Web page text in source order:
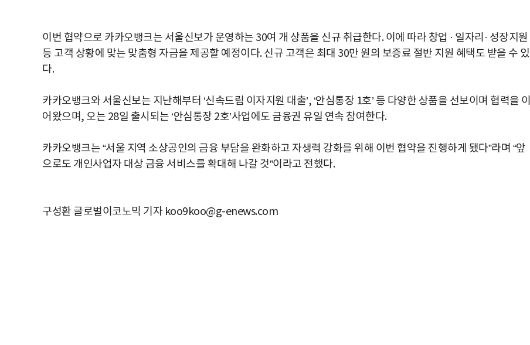
이번 협약으로 카카오뱅크는 서울신보가 운영하는 30여 개 상품을 신규 취급한다. 이에 따라 창업 · 일자리· 성장지원
등 고객 상황에 맞는 맞춤형 자금을 제공할 예정이다. 신규 고객은 최대 30만 원의 보증료 절반 지원 혜택도 받을 수 있
다.
카카오뱅크와 서울신보는 지난해부터 ‘신속드림 이자지원 대출’, ‘안심통장 1호’ 등 다양한 상품을 선보이며 협력을 이
어왔으며, 오는 28일 출시되는 ‘안심통장 2호’사업에도 금융권 유일 연속 참여한다.
카카오뱅크는 “서울 지역 소상공인의 금융 부담을 완화하고 자생력 강화를 위해 이번 협약을 진행하게 됐다”라며 “앞
으로도 개인사업자 대상 금융 서비스를 확대해 나갈 것”이라고 전했다.
구성환 글로벌이코노믹 기자 koo9koo@g-enews.com